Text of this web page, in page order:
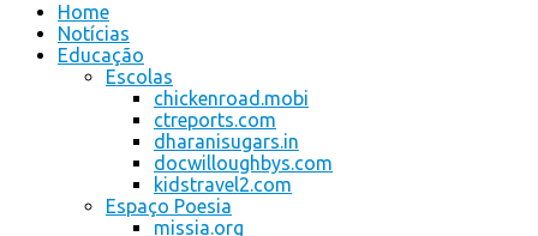
Home
Notícias
Educação
Escolas
chickenroad.mobi
ctreports.com
dharanisugars.in
docwilloughbys.com
kidstravel2.com
Espaço Poesia
missia.org